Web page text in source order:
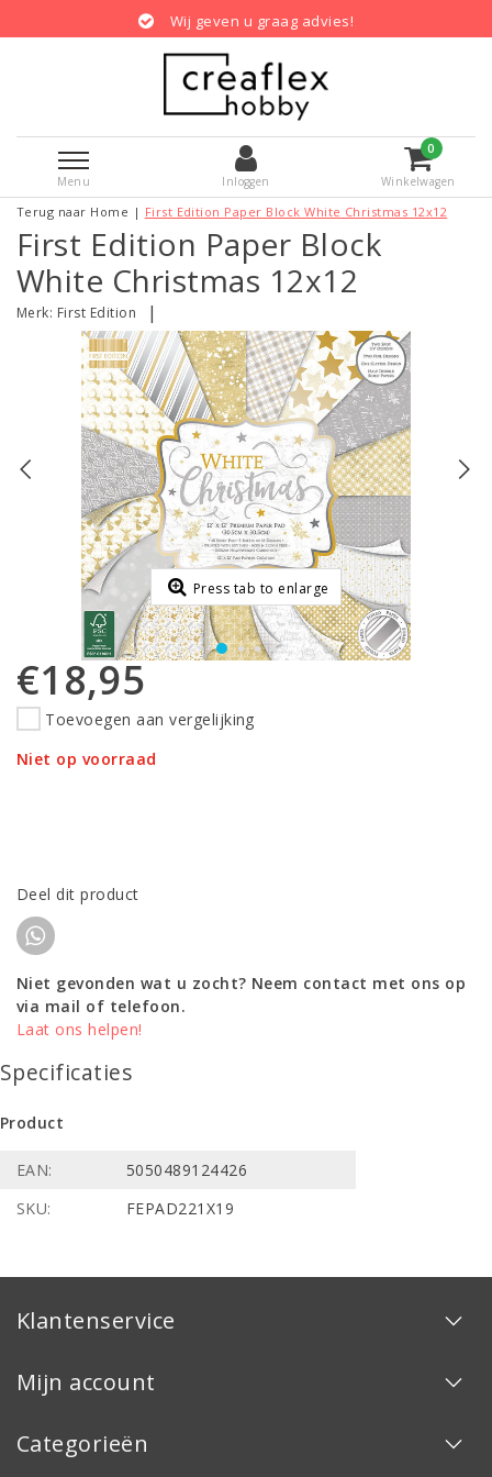
Wij geven u graag advies!
Menu Inloggen
0
Winkelwagen
Terug naar Home | First Edition Paper Block White Christmas 12x12
First Edition Paper Block
White Christmas 12x12
Merk: First Edition |
Press tab to enlarge
€18,95
Toevoegen aan vergelijking
Niet op voorraad
Deel dit product
Niet gevonden wat u zocht? Neem contact met ons op
via mail of telefoon.
Laat ons helpen!
Specificaties
Product
EAN:
5050489124426
SKU:
FEPAD221X19
Klantenservice
Mijn account
Categorieën